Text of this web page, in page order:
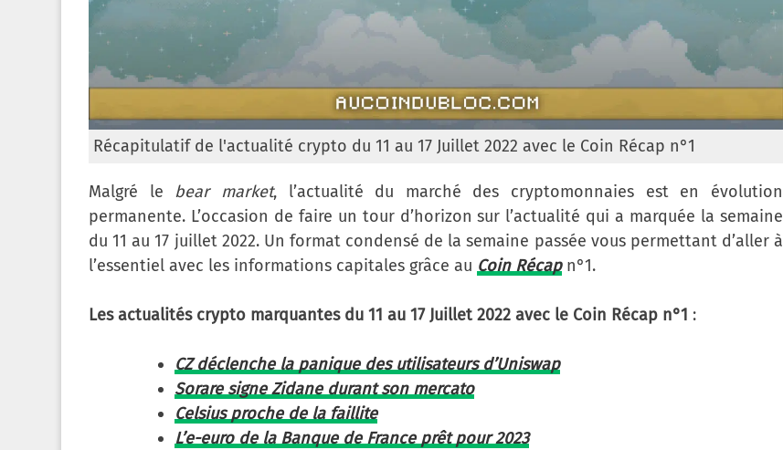
Récapitulatif de l'actualité crypto du 11 au 17 Juillet 2022 avec le Coin Récap n°1
Malgré le bear market, l’actualité du marché des cryptomonnaies est en évolution
permanente. L’occasion de faire un tour d’horizon sur l’actualité qui a marquée la semaine
du 11 au 17 juillet 2022. Un format condensé de la semaine passée vous permettant d’aller à
l’essentiel avec les informations capitales grâce au Coin Récapn°1.
Les actualités crypto marquantes du 11 au 17 Juillet 2022 avec le Coin Récap n°1 :
CZ déclenche la panique des utilisateurs d’Uniswap
Sorare signe Zidane durant son mercato
Celsius proche de la faillite
L’e-euro de la Banque de France prêt pour 2023